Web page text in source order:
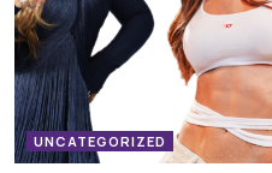
UNCATEGORIZED